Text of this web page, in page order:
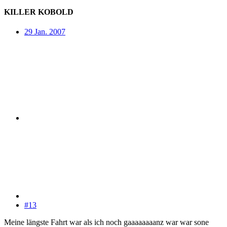
KILLER KOBOLD
29 Jan. 2007
#13
Meine längste Fahrt war als ich noch gaaaaaaaanz war war sone